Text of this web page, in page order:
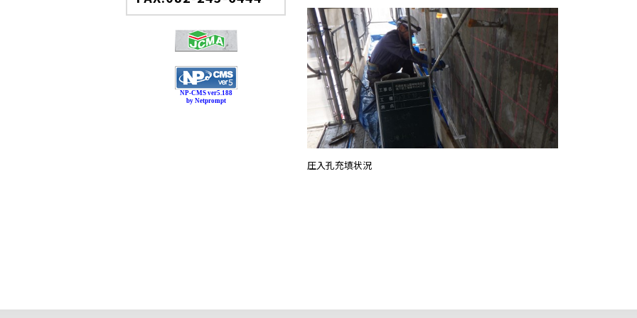
圧入孔充填状況
NP-CMS ver5.188
by Netprompt